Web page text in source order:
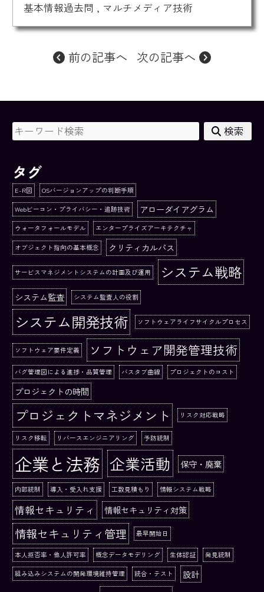
基本情報過去問 , マルチメディア技術
前の記事へ 次の記事へ
検索
タグ
E-R図 OSバージョンアップの判断手順
Webビーコン・プライバシー・追跡技術 アローダイアグラム
ウォータフォールモデル エンタープライズアーキテクチャ
オブジェクト指向の基本概念 クリティカルパス
サービスマネジメントシステムの計画及び運用 システム戦略
システム監査 システム監査人の役割
システム開発技術 ソフトウェアライフサイクルプロセス
ソフトウェア要件定義 ソフトウェア開発管理技術
バグ管理図による進捗・品質管理 バスタブ曲線 プロジェクトのコスト
プロジェクトの時間
プロジェクトマネジメント リスク対応戦略
リスク移転 リバースエンジニアリング 予防統制
企業と法務 企業活動 保守・廃棄
内部統制 導入・受入れ支援 工数見積もり 情報システム戦略
情報セキュリティ 情報セキュリティ対策
情報セキュリティ管理 最早開始日
本人拒否率・他人許可率 概念データモデリング 生体認証 発見統制
組み込みシステムの開発環境維持管理 統合・テスト 設計